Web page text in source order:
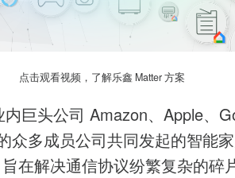
点击观看视频，了解乐鑫 Matter 方案
内巨头公司 Amazon、Apple、
众多成员公司共同发起的智能
在解决通信协议纷繁复杂的碎